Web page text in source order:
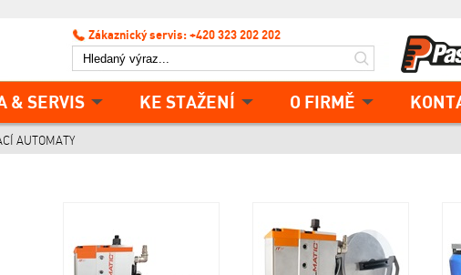
& SERVIS KE STAŽENÍ O FIRMĚ
Zákaznický servis: +420 323 202 202
AUTOMATY